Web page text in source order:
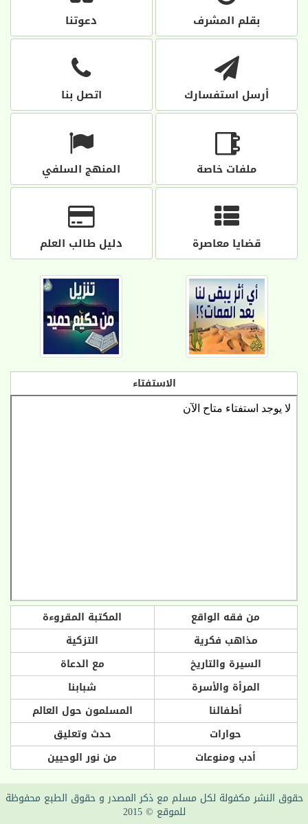
بقلم المشرف دعوتنا
أرسل استفسارك اتصل بنا
ملفات خاصة المنهج السلفي
قضايا معاصرة دليل طالب العلم
الاستفتاء
من فقه الواقع
المكتبة المقروءة
مذاهب فكرية
التزكية
السيرة والتاريخ
مع الدعاة
المرأة والأسرة
شبابنا
أطفالنا
المسلمون حول العالم
حوارات
حدث وتعليق
أدب ومنوعات
من نور الوحيين
حقوق النشر مكفولة لكل مسلم مع ذكر المصدر و حقوق الطبع محفوظة
للموقع © 2015